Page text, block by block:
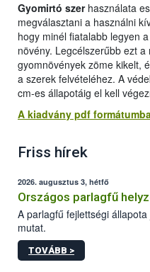
Gyomirtó szer használata
megválasztani a használni
hogy minél fiatalabb legyen
növény. Legcélszerűbb ezt
gyomnövények zöme kikelt,
a szerek felvételéhez. A
cm-es állapotáig el kell
A kiadvány pdf
Friss hírek
2026. augusztus 3, hétfő
Országos parlagfű
A parlagfű fejlettségi
mutat.
TOVÁBB >